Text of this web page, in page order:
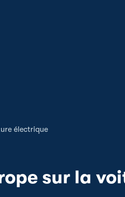
électrique
sur la